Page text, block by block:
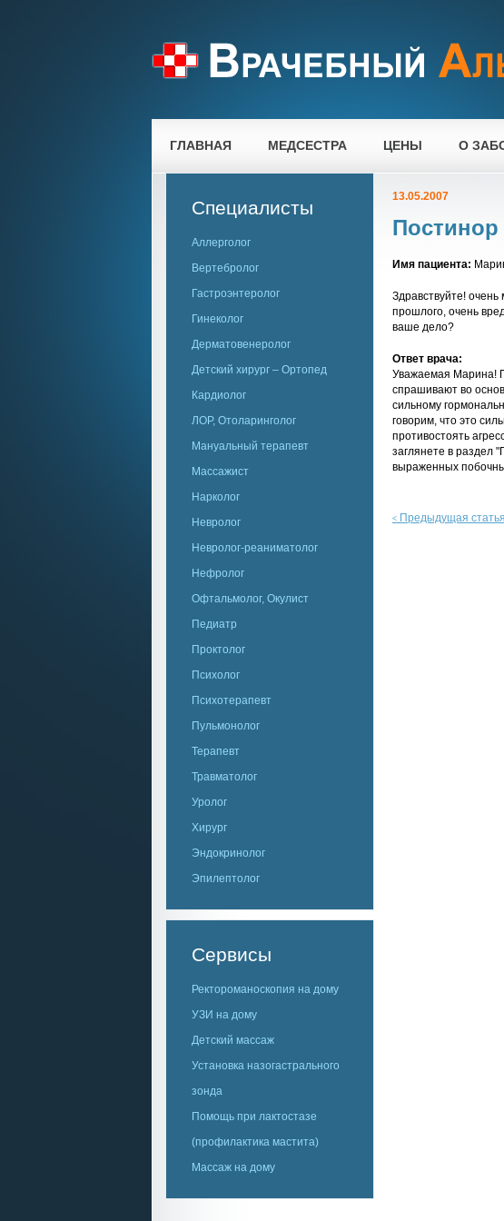
ГЛАВНАЯ МЕДСЕСТРА ЦЕНЫ О
Специалисты
Аллерголог
Вертебролог
Гастроэнтеролог
Гинеколог
Дерматовенеролог
Детский хирург – Ортопед
Кардиолог
ЛОР, Отоларинголог
Мануальный терапевт
Массажист
Нарколог
Невролог
Невролог-реаниматолог
Нефролог
Офтальмолог, Окулист
Педиатр
Проктолог
Психолог
Психотерапевт
Пульмонолог
Терапевт
Травматолог
Уролог
Хирург
Эндокринолог
Эпилептолог
Сервисы
Ректороманоскопия на дому
УЗИ на дому
Детский массаж
Установка назогастрального
зонда
Помощь при лактостазе
(профилактика мастита)
Массаж на дому
13.05.2007
Имя пациента:
Здравствуйте!
прошлого, очень
ваше дело?
Ответ врача:
Уважаемая Марина!
спрашивают во
сильному
говорим, что это
противостоять
заглянете в раздел
выраженных
< Предыдущая статья